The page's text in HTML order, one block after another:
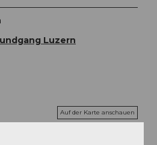
Luzern
Auf der Karte anschauen